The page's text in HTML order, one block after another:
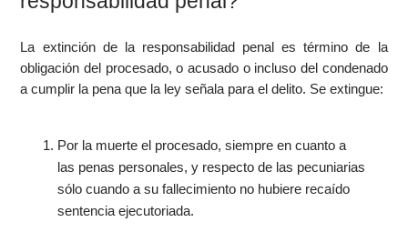
La extinción de la responsabilidad penal es término de la
obligación del procesado, o acusado o incluso del condenado
a cumplir la pena que la ley señala para el delito. Se extingue:
Por la muerte el procesado, siempre en cuanto a
las penas personales, y respecto de las pecuniarias
sólo cuando a su fallecimiento no hubiere recaído
sentencia ejecutoriada.